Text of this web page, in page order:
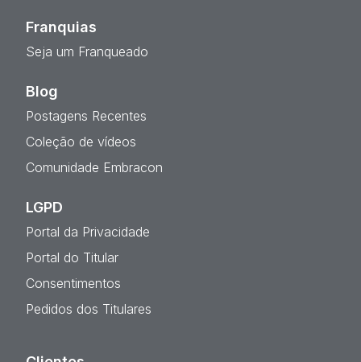
Franquias
Seja um Franqueado
Blog
Postagens Recentes
Coleção de vídeos
Comunidade Embracon
LGPD
Portal da Privacidade
Portal do Titular
Consentimentos
Pedidos dos Titulares